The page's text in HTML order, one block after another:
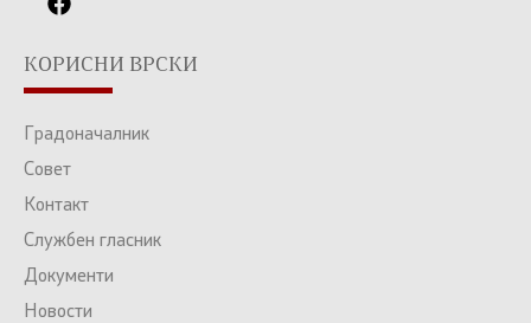
КОРИСНИ ВРСКИ
Градоначалник
Совет
Контакт
Службен гласник
Документи
Новости